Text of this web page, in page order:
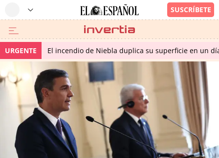
URGENTE El incendio de Niebla duplica su superficie en un